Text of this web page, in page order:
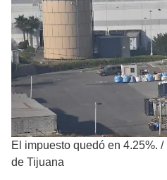
El impuesto quedó en 4.25%. /
de Tijuana